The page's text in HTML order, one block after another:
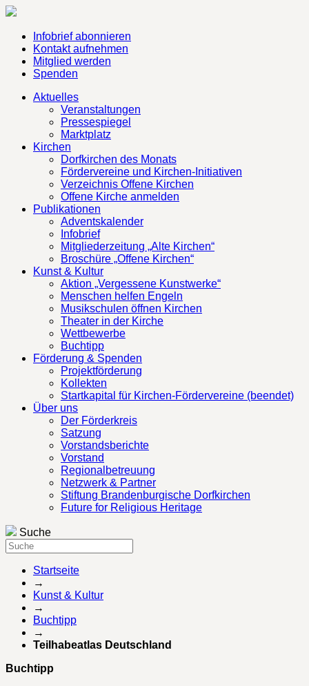
Infobrief abonnieren
Kontakt aufnehmen
Mitglied werden
Spenden
Aktuelles
Veranstaltungen
Pressespiegel
Marktplatz
Kirchen
Dorfkirchen des Monats
Fördervereine und Kirchen-Initiativen
Verzeichnis Offene Kirchen
Offene Kirche anmelden
Publikationen
Adventskalender
Infobrief
Mitgliederzeitung „Alte Kirchen“
Broschüre „Offene Kirchen“
Kunst & Kultur
Aktion „Vergessene Kunstwerke“
Menschen helfen Engeln
Musikschulen öffnen Kirchen
Theater in der Kirche
Wettbewerbe
Buchtipp
Förderung & Spenden
Projektförderung
Kollekten
Startkapital für Kirchen-Fördervereine (beendet)
Über uns
Der Förderkreis
Satzung
Vorstandsberichte
Vorstand
Regionalbetreuung
Netzwerk & Partner
Stiftung Brandenburgische Dorfkirchen
Future for Religious Heritage
Suche
Startseite
→
Kunst & Kultur
→
Buchtipp
→
Teilhabeatlas Deutschland
Buchtipp